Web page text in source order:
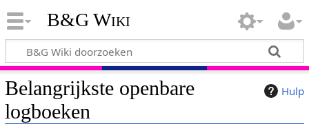
B&G Wiki
Hulp
Belangrijkste openbare
logboeken